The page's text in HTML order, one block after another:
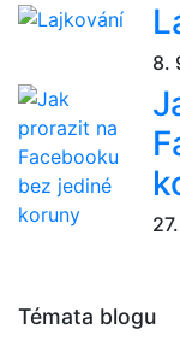
8.
Témata blogu